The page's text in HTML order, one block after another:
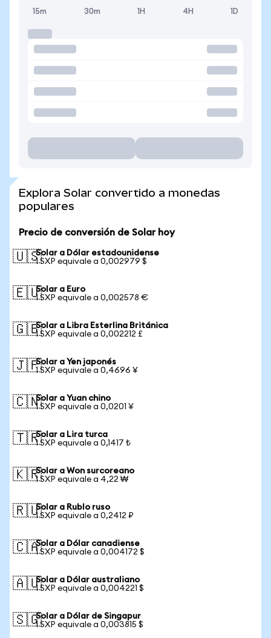
15m 30m 1H 4H 1D
Explora Solar convertido a monedas
populares
Precio de conversión de Solar hoy
🇺🇸Solar a Dólar estadounidense
1 SXP equivale a 0,002979 $
🇪🇺Solar a Euro
1 SXP equivale a 0,002578 €
🇬🇧Solar a Libra Esterlina Británica
1 SXP equivale a 0,002212 £
🇯🇵Solar a Yen japonés
1 SXP equivale a 0,4696 ¥
🇨🇳Solar a Yuan chino
1 SXP equivale a 0,0201 ¥
🇹🇷Solar a Lira turca
1 SXP equivale a 0,1417 ₺
🇰🇷Solar a Won surcoreano
1 SXP equivale a 4,22 ₩
🇷🇺Solar a Rublo ruso
1 SXP equivale a 0,2412 ₽
🇨🇦Solar a Dólar canadiense
1 SXP equivale a 0,004172 $
🇦🇺Solar a Dólar australiano
1 SXP equivale a 0,004221 $
🇸🇬Solar a Dólar de Singapur
1 SXP equivale a 0,003815 $